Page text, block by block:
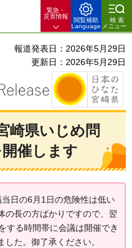
緊急・
災害情報
閲覧補助
Language
検索
メニュー
報道発表日：2026年5月29日
更新日：2026年5月29日
崎県いじめ問
催します
当日の6月1日の危険性は低い
の長の方ばかりですので、翌
する時間帯に会議は開催でき
た。御了承ください。